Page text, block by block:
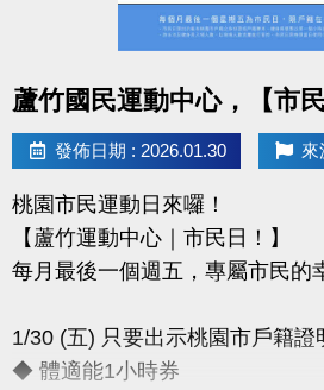
-FB : 桃園市蘆竹國民運動中心
-IG : @luzhusports
蘆竹國民運動中心，【市民
發佈日期 : 2026.01.30 來
桃園市民運動日來囉！
【蘆竹運動中心｜市民日！】
每月最後一個週五，專屬市民的
1/30 (五) 只要出示桃園市戶籍證
◆ 體適能1小時券